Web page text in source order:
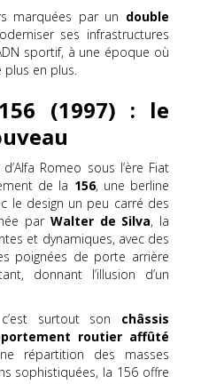
marquées par un double
ses infrastructures
sportif, à une époque où
plus en plus.
(1997) : le
Romeo sous l’ère Fiat
de la 156, une berline
le design un peu carré des
par Walter de Silva, la
et dynamiques, avec des
poignées de porte arrière
donnant l’illusion d’un
surtout son châssis
routier affûté
répartition des masses
sophistiquées, la 156 offre